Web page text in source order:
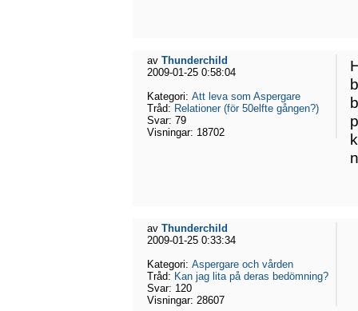
av Thunderchild
2009-01-25 0:58:04
Kategori: Att leva som Aspergare
Tråd: Relationer (för 50elfte gången?)
Svar: 79
Visningar: 18702
av Thunderchild
2009-01-25 0:33:34
Kategori: Aspergare och vården
Tråd: Kan jag lita på deras bedömning?
Svar: 120
Visningar: 28607